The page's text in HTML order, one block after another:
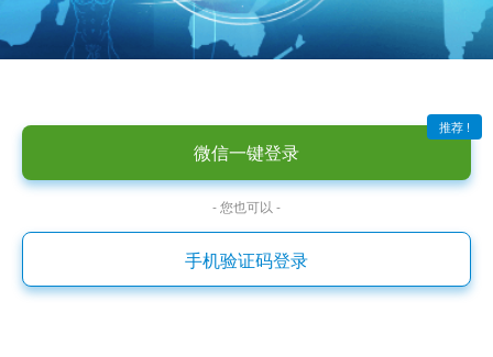
推荐 !
微信一键登录
- 您也可以 -
手机验证码登录